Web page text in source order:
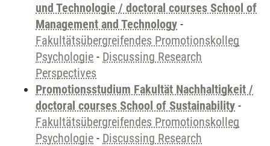
und Technologie / doctoral courses School of
Management and Technology -
Fakultätsübergreifendes Promotionskolleg
Psychologie - Discussing Research
Perspectives
Promotionsstudium Fakultät Nachhaltigkeit /
doctoral courses School of Sustainability -
Fakultätsübergreifendes Promotionskolleg
Psychologie - Discussing Research